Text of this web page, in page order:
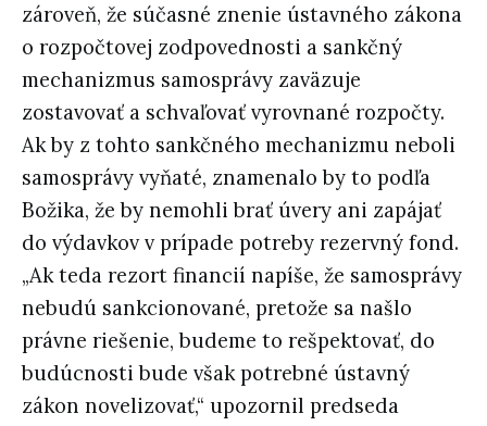
zároveň, že súčasné znenie ústavného zákona
o rozpočtovej zodpovednosti a sankčný
mechanizmus samosprávy zaväzuje
zostavovať a schvaľovať vyrovnané rozpočty.
Ak by z tohto sankčného mechanizmu neboli
samosprávy vyňaté, znamenalo by to podľa
Božika, že by nemohli brať úvery ani zapájať
do výdavkov v prípade potreby rezervný fond.
„Ak teda rezort financií napíše, že samosprávy
nebudú sankcionované, pretože sa našlo
právne riešenie, budeme to rešpektovať, do
budúcnosti bude však potrebné ústavný
zákon novelizovať,“ upozornil predseda